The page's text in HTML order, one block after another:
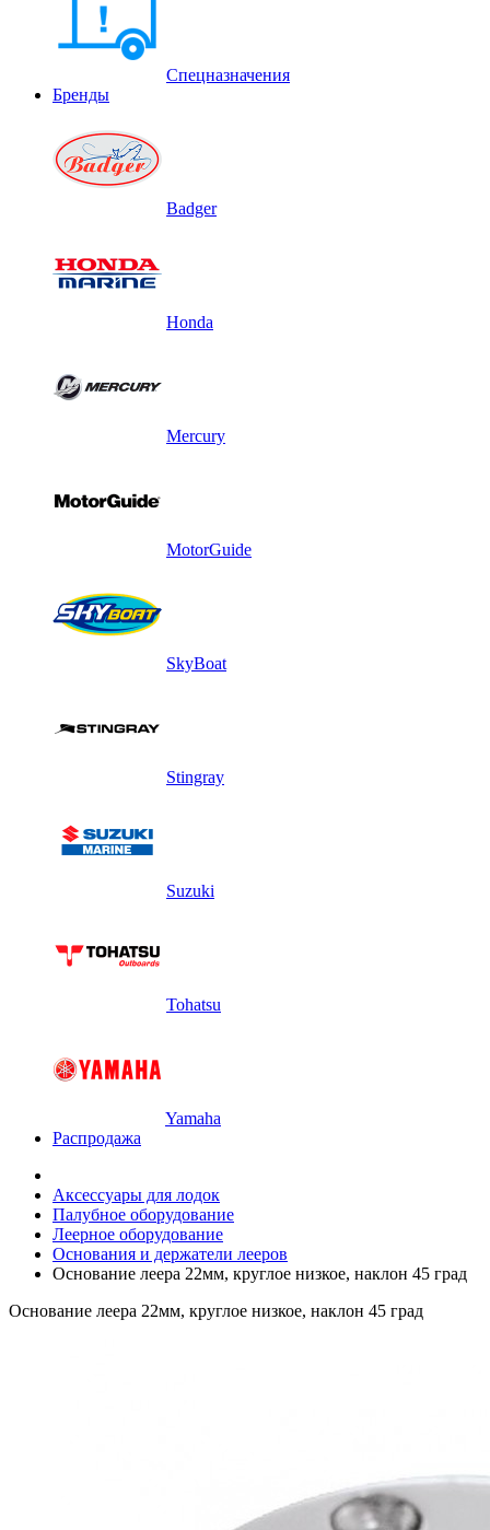
Спецназначения
Бренды
Badger
Honda
Mercury
MotorGuide
SkyBoat
Stingray
Suzuki
Tohatsu
Yamaha
Распродажа
Аксессуары для лодок
Палубное оборудование
Леерное оборудование
Основания и держатели лееров
Основание леера 22мм, круглое низкое, наклон 45 град
Основание леера 22мм, круглое низкое, наклон 45 град